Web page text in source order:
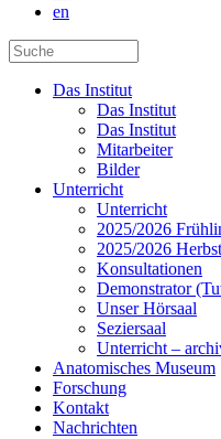
en
Das Institut
Das Institut
Das Institut
Mitarbeiter
Bilder
Unterricht
Unterricht
2025/2026
2025/2026
Konsultationen
Demonstrator
Unser Hörsaal
Seziersaal
Unterricht –
Anatomisches Museum
Forschung
Kontakt
Nachrichten